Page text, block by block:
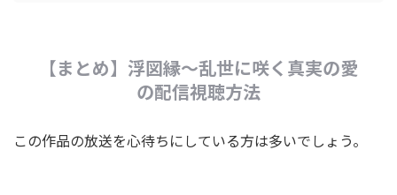
【まとめ】浮図縁～乱世に咲く真実の愛
の配信視聴方法
この作品の放送を心待ちにしている方は多いでしょう。